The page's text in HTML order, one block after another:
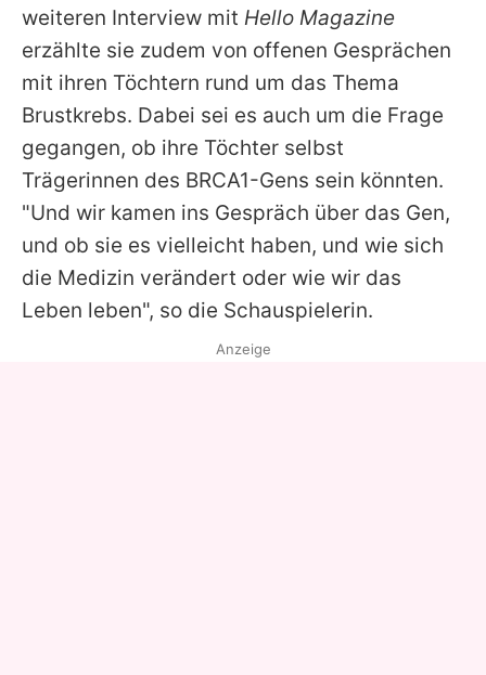
weiteren Interview mit Hello Magazine
erzählte sie zudem von offenen Gesprächen
mit ihren Töchtern rund um das Thema
Brustkrebs. Dabei sei es auch um die Frage
gegangen, ob ihre Töchter selbst
Trägerinnen des BRCA1-Gens sein könnten.
"Und wir kamen ins Gespräch über das Gen,
und ob sie es vielleicht haben, und wie sich
die Medizin verändert oder wie wir das
Leben leben", so die Schauspielerin.
Anzeige